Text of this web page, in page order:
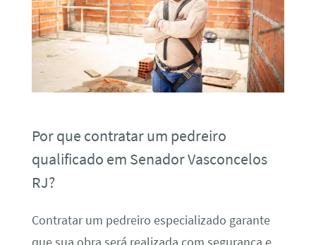
Por que contratar um pedreiro
qualificado em Senador Vasconcelos
RJ?
Contratar um pedreiro especializado garante